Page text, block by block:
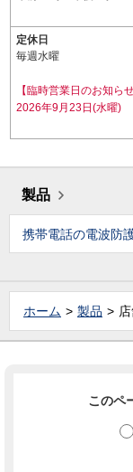
定休日
毎週水曜
【臨時営業日のお知らせ
2026年9月23日(水曜)
製品
携帯電話の電波防
ホーム 製品
このペ